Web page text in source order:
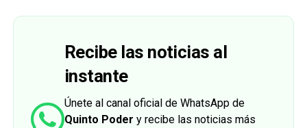
Recibe las noticias al
instante
Únete al canal oficial de WhatsApp de
Quinto Poder y recibe las noticias más